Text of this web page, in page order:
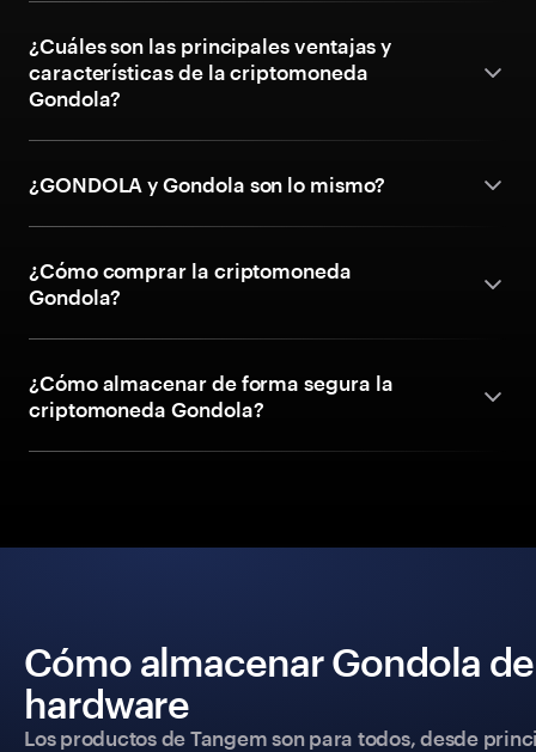
¿Cuáles son las principales ventajas y
características de la criptomoneda
Gondola?
¿GONDOLA y Gondola son lo mismo?
¿Cómo comprar la criptomoneda
Gondola?
¿Cómo almacenar de forma segura la
criptomoneda Gondola?
Cómo almacenar Gondola
hardware
Los productos de Tangem son para todos, desde